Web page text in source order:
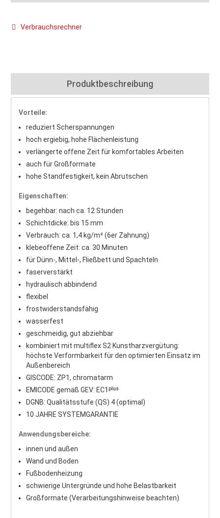
Verbrauchsrechner
Produktbeschreibung
Vorteile:
reduziert Scherspannungen
hoch ergiebig, hohe Flächenleistung
verlängerte offene Zeit für komfortables Arbeiten
auch für Großformate
hohe Standfestigkeit, kein Abrutschen
Eigenschaften:
begehbar: nach ca. 12 Stunden
Schichtdicke: bis 15 mm
Verbrauch: ca. 1,4 kg/m² (6er Zahnung)
klebeoffene Zeit: ca. 30 Minuten
für Dünn-, Mittel-, Fließbett und Spachteln
faserverstärkt
hydraulisch abbindend
flexibel
frostwiderstandsfähig
wasserfest
geschmeidig, gut abziehbar
kombiniert mit multiflex S2 Kunstharzvergütung:
höchste Verformbarkeit für den optimierten Einsatz im
Außenbereich
GISCODE: ZP1, chromatarm
EMICODE gemäß GEV: EC1ᵖˡᵘˢ
DGNB: Qualitätsstufe (QS) 4 (optimal)
10 JAHRE SYSTEMGARANTIE
Anwendungsbereiche:
innen und außen
Wand und Boden
Fußbodenheizung
schwierige Untergründe und hohe Belastbarkeit
Großformate (Verarbeitungshinweise beachten)